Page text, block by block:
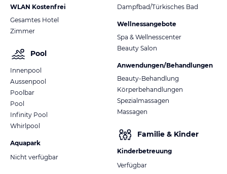
WLAN Kostenfrei
Gesamtes Hotel
Zimmer
Pool
Innenpool
Aussenpool
Poolbar
Pool
Infinity Pool
Whirlpool
Aquapark
Nicht verfügbar
Dampfbad/Türkisches Bad
Wellnessangebote
Spa & Wellnesscenter
Beauty Salon
Anwendungen/Behandlungen
Beauty-Behandlung
Körperbehandlungen
Spezialmassagen
Massagen
Familie & Kinder
Kinderbetreuung
Verfügbar